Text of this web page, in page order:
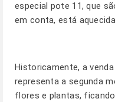
especial pote 11, que
em conta, está
Historicamente, a
representa a segunda
flores e plantas,